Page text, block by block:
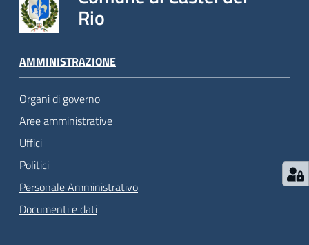
Rio
AMMINISTRAZIONE
Organi di governo
Aree amministrative
Uffici
Politici
Personale Amministrativo
Documenti e dati